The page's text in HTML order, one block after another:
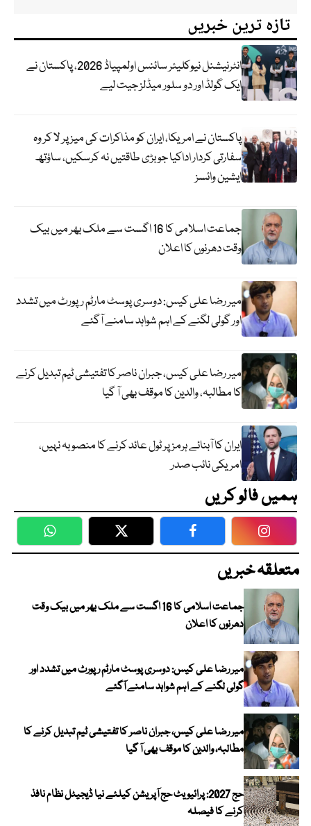
تازہ ترین خبریں
انٹرنیشنل نیوکلیئر سائنس اولمپیاڈ 2026، پاکستان نے
ایک گولڈ اور دو سلور میڈلز جیت لیے
پاکستان نے امریکا، ایران کو مذاکرات کی میز پر لا کر وہ
سفارتی کردار اداکیا جو بڑی طاقتیں نہ کرسکیں، ساؤتھ
ایشین وائسز
جماعت اسلامی کا 16 اگست سے ملک بھر میں بیک
وقت دھرنوں کا اعلان
میر رضا علی کیس: دوسری پوسٹ مارٹم رپورٹ میں تشدد
اور گولی لگنے کے اہم شواہد سامنے آگئے
میر رضا علی کیس، جبران ناصر کا تفتیشی ٹیم تبدیل کرنے
کا مطالبہ، والدین کا موقف بھی آ گیا
ایران کا آبنائے ہرمز پر ٹول عائد کرنے کا منصوبہ نہیں،
امریکی نائب صدر
ہمیں فالو کریں
WhatsApp Twitter Facebook
متعلقہ خبریں
جماعت اسلامی کا 16 اگست سے ملک بھر میں بیک وقت
دھرنوں کا اعلان
میر رضا علی کیس: دوسری پوسٹ مارٹم رپورٹ میں تشدد اور
گولی لگنے کے اہم شواہد سامنے آگئے
میر رضا علی کیس، جبران ناصر کا تفتیشی ٹیم تبدیل کرنے کا
مطالبہ، والدین کا موقف بھی آ گیا
حج 2027: پرائیویٹ حج آپریشن کیلئے نیا ڈیجیٹل نظام نافذ
کرنے کا فیصلہ